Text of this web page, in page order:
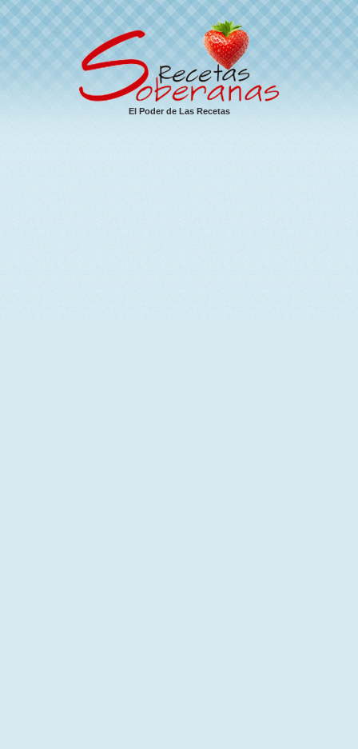
El Poder de Las Recetas